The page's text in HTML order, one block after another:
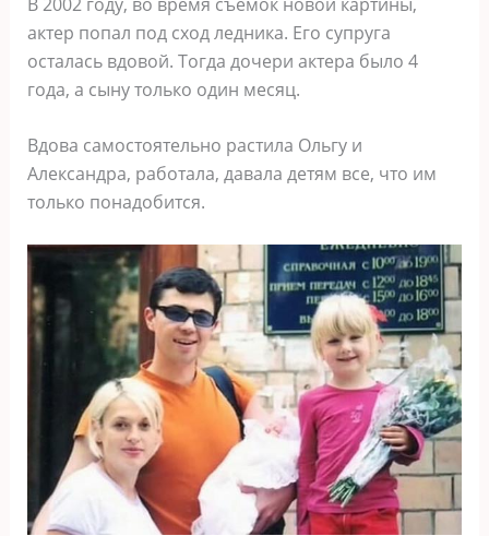
актер попал под сход ледника. Его супруга
осталась вдовой. Тогда дочери актера было 4
года, а сыну только один месяц.
Вдова самостоятельно растила Ольгу и
Александра, работала, давала детям все, что им
только понадобится.